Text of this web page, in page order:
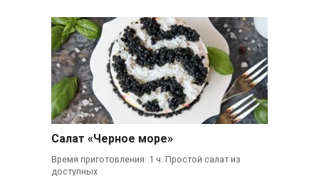
Салат «Черное море»
Время приготовления: 1 ч. Простой салат из
доступных